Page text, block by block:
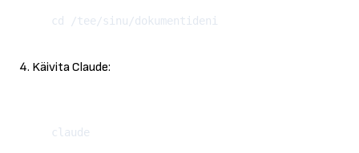
Käivita Claude: